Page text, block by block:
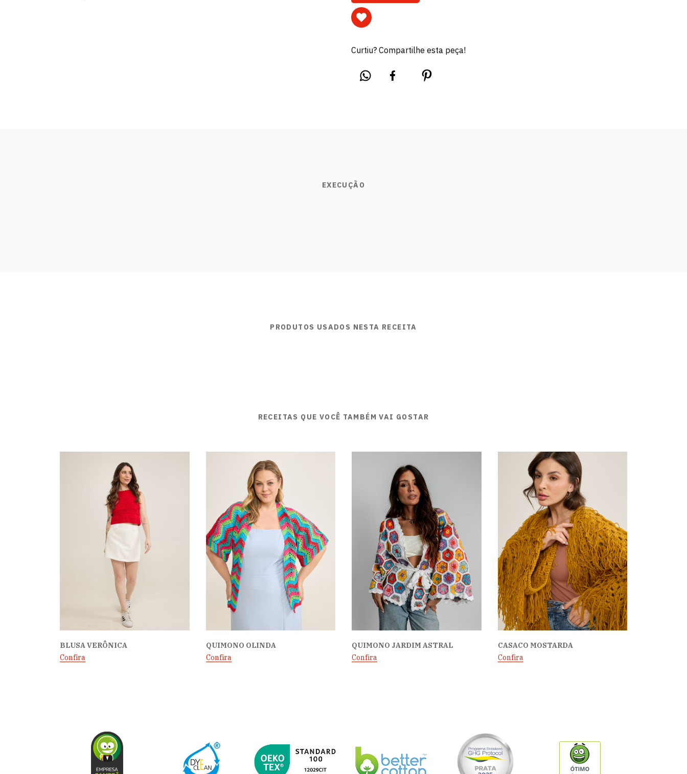
Curtiu? Compartilhe esta peça!
EXECUÇÃO
PRODUTOS USADOS NESTA RECEITA
RECEITAS QUE VOCÊ TAMBÉM VAI GOSTAR
BLUSA VERÔNICA
Confira
QUIMONO OLINDA
Confira
QUIMONO JARDIM ASTRAL
Confira
CASACO MOSTARDA
Confira